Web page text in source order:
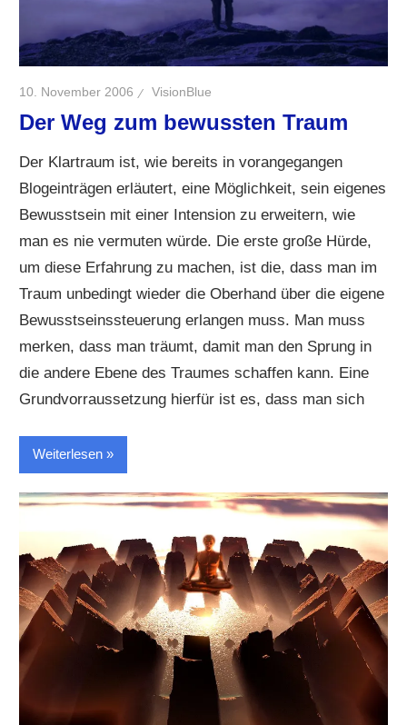
10. November 2006 VisionBlue
Der Weg zum bewussten Traum
Der Klartraum ist, wie bereits in vorangegangen
Blogeinträgen erläutert, eine Möglichkeit, sein eigenes
Bewusstsein mit einer Intension zu erweitern, wie
man es nie vermuten würde. Die erste große Hürde,
um diese Erfahrung zu machen, ist die, dass man im
Traum unbedingt wieder die Oberhand über die eigene
Bewusstseinssteuerung erlangen muss. Man muss
merken, dass man träumt, damit man den Sprung in
die andere Ebene des Traumes schaffen kann. Eine
Grundvorraussetzung hierfür ist es, dass man sich
Weiterlesen